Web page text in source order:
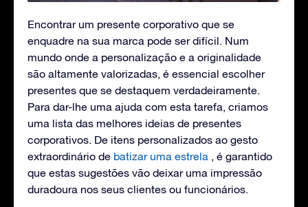
Encontrar um presente corporativo que se
enquadre na sua marca pode ser difícil. Num
mundo onde a personalização e a originalidade
são altamente valorizadas, é essencial escolher
presentes que se destaquem verdadeiramente.
Para dar-lhe uma ajuda com esta tarefa, criamos
uma lista das melhores ideias de presentes
corporativos. De itens personalizados ao gesto
extraordinário de batizar uma estrela , é garantido
que estas sugestões vão deixar uma impressão
duradoura nos seus clientes ou funcionários.